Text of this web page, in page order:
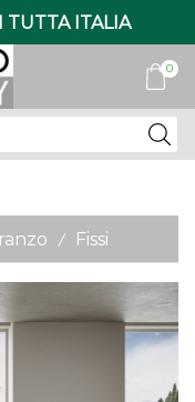
TUTTA ITALIA
0
/ Fissi